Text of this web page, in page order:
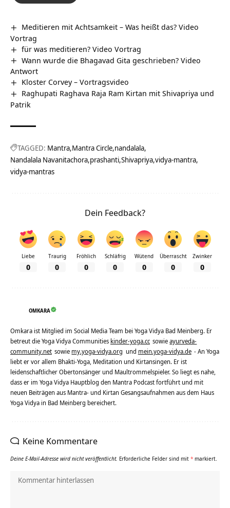
Meditieren mit Achtsamkeit – Was heißt das? Video
Vortrag
für was meditieren? Video Vortrag
Wann wurde die Bhagavad Gita geschrieben? Video
Antwort
Kloster Corvey‏‎ – Vortragsvideo
Raghupati Raghava Raja Ram Kirtan mit Shivapriya und
Patrik
TAGGED: Mantra Mantra Circle nandalala
Nandalala Navanitachora prashanti Shivapriya vidya-mantra
vidya-mantras
Dein Feedback?
Liebe
0
Traurig
0
Fröhlich
0
Schläfrig
0
Wütend
0
Überrascht
0
Zwinker
0
OMKARA
Omkara ist Mitglied im Social Media Team bei Yoga Vidya Bad Meinberg. Er
betreut die Yoga Vidya Communities kinder-yoga.cc sowieayurveda-
community.net sowie my.yoga-vidya.org und mein.yoga-vidya.de - An Yoga
liebt er vor allem Bhakti-Yoga, Meditation und Kirtansingen. Er ist
leidenschaftlicher Obertonsänger und Maultrommelspieler. So liegt es nahe,
dass er im Yoga Vidya Hauptblog den Mantra Podcast fortführt und mit
neuen Beiträgen aus Mantra- und Kirtan Gesangsaufnahmen aus dem Haus
Yoga Vidya in Bad Meinberg bereichert.
Keine Kommentare
Deine E-Mail-Adresse wird nicht veröffentlicht. Erforderliche Felder sind mit * markiert.